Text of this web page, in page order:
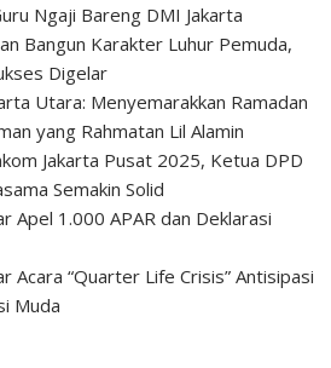
Ngaji Bareng DMI Jakarta
Bangun Karakter Luhur Pemuda,
Digelar
Utara: Menyemarakkan Ramadan
yang Rahmatan Lil Alamin
Jakarta Pusat 2025, Ketua DPD
Semakin Solid
Apel 1.000 APAR dan Deklarasi
Acara “Quarter Life Crisis” Antisipasi
Muda